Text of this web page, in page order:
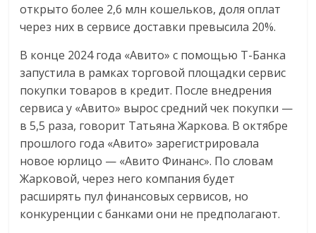
открыто более 2,6 млн кошельков, доля оплат
через них в сервисе доставки превысила 20%.
В конце 2024 года «Авито» с помощью Т-Банка
запустила в рамках торговой площадки сервис
покупки товаров в кредит. После внедрения
сервиса у «Авито» вырос средний чек покупки —
в 5,5 раза, говорит Татьяна Жаркова. В октябре
прошлого года «Авито» зарегистрировала
новое юрлицо — «Авито Финанс». По словам
Жарковой, через него компания будет
расширять пул финансовых сервисов, но
конкуренции с банками они не предполагают.